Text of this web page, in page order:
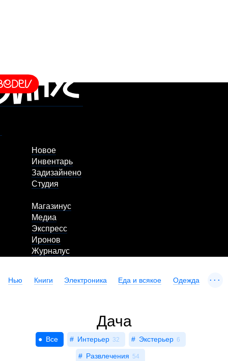
Новое
Инвентарь
Задизайнено
Студия
Магазинус
Медиа
Экспресс
Иронов
Журналус
Нью Книги Электроника Еда и всякое Одежда ...
Дача
Все Интерьер 32 Экстерьер 6
Развлечения 54